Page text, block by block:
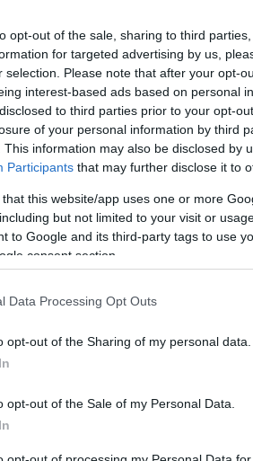
opt-out of the sale, sharing to third
for targeted advertising by us,
selection. Please note that after your opt-
interest-based ads based on personal
to third parties prior to your opt-
of your personal information by third
This information may also be disclosed by
Participants that may further disclose it to
that this website/app uses one or more
but not limited to your visit or
to Google and its third-party tags to use
consent section.
Data Processing Opt Outs
opt-out of the Sharing of my personal data.
opt-out of the Sale of my Personal Data.
de 2008 ne peut
ont collé un bi-turbo, permettant
sur la route ? Et bien même en
réussit à franchir les 400
au bout des 1,609 km.